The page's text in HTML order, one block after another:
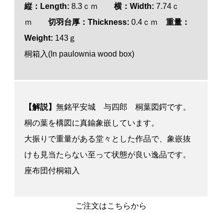
縦 ：Length: 8.3ｃｍ 横：Width: 7.74ｃ
ｍ
切羽台厚 ：Thickness: 0.4ｃｍ 重量 ：
Weight: 143ｇ
桐箱入(In paulownia wood box)
【解説】 無銘平安城 与四郎 桐葉図鍔です。
桐の葉を構図に真鍮象嵌しています。
大振りで重量がある堂々とした作品で、象嵌抜
けも見当たらない至って状態が良い逸品です。
座布団付桐箱入
ご注文はこちらから